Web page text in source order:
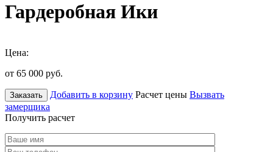
Гардеробная Ики
Цена:
от 65 000 руб.
Заказать Добавить в корзину Расчет цены Вызвать
замерщика
Получить расчет